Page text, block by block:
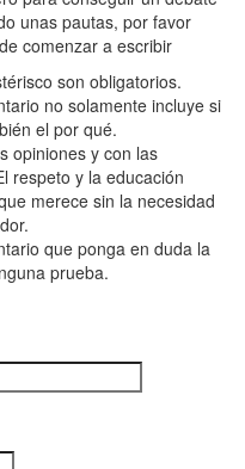
unas pautas, por favor
comenzar a escribir
son obligatorios.
no solamente incluye si
el por qué.
opiniones y con las
respeto y la educación
merece sin la necesidad
que ponga en duda la
prueba.